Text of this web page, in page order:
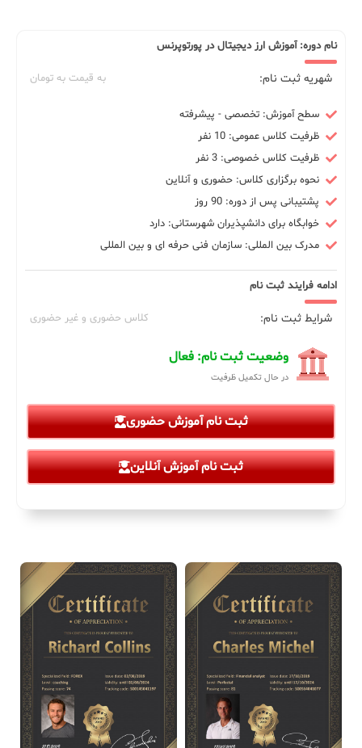
نام دوره: آموزش ارز دیجیتال در پورتوپرنس
شهریه ثبت نام: به قیمت به تومان
سطح آموزش: تخصصی - پیشرفته
ظرفیت کلاس عمومی: 10 نفر
ظرفیت کلاس خصوصی: 3 نفر
نحوه برگزاری کلاس: حضوری و آنلاین
پشتیبانی پس از دوره: 90 روز
خوابگاه برای دانشپذیران شهرستانی: دارد
مدرک بین المللی: سازمان فنی حرفه ای و بین المللی
ادامه فرایند ثبت نام
شرایط ثبت نام: کلاس حضوری و غیر حضوری
وضعیت ثبت نام: فعال
در حال تکمیل ظرفیت
ثبت نام آموزش حضوری
ثبت نام آموزش آنلاین